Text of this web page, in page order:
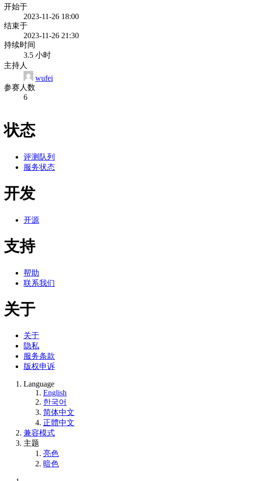
开始于
2023-11-26 18:00
结束于
2023-11-26 21:30
持续时间
3.5 小时
主持人
wufei
参赛人数
6
状态
评测队列
服务状态
开发
开源
支持
帮助
联系我们
关于
关于
隐私
服务条款
版权申诉
Language
English
한국어
简体中文
正體中文
兼容模式
主题
亮色
暗色